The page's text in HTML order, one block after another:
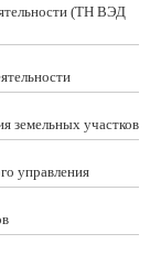
(ТН ВЭД
земельных участков
управления